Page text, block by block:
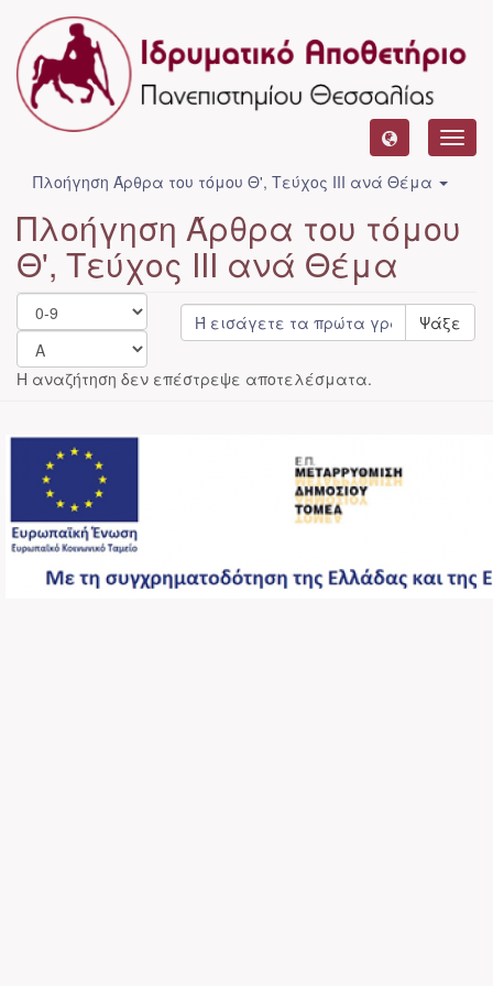
Πλοήγηση Άρθρα του τόμου Θ', Τεύχος ΙΙΙ ανά Θέμα
Πλοήγηση Άρθρα του τόμου
Θ', Τεύχος ΙΙΙ ανά Θέμα
Ψάξε
Η αναζήτηση δεν επέστρεψε αποτελέσματα.